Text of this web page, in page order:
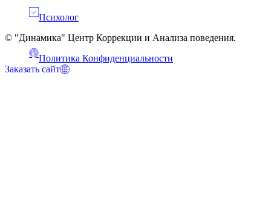
Психолог
© "Динамика" Центр Коррекции и Анализа поведения.
Политика Конфиденциальности
Заказать сайт